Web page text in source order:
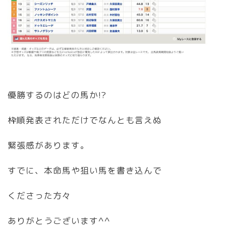
優勝するのはどの馬か!?
枠順発表されただけでなんとも言えぬ
緊張感があります。
すでに、本命馬や狙い馬を書き込んで
くださった方々
ありがとうございます^^